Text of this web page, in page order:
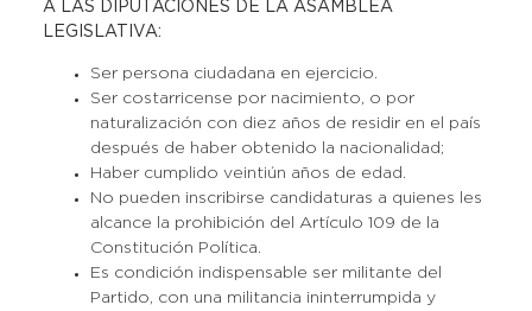
A LAS DIPUTACIONES DE LA ASAMBLEA
LEGISLATIVA:
Ser persona ciudadana en ejercicio.
Ser costarricense por nacimiento, o por
naturalización con diez años de residir en el país
después de haber obtenido la nacionalidad;
Haber cumplido veintiún años de edad.
No pueden inscribirse candidaturas a quienes les
alcance la prohibición del Artículo 109 de la
Constitución Política.
Es condición indispensable ser militante del
Partido, con una militancia ininterrumpida y